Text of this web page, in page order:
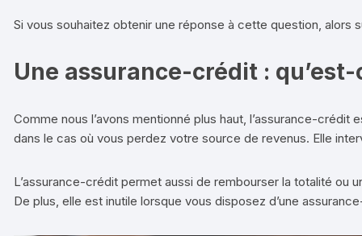
Si vous souhaitez obtenir une réponse à cette question, alors
Une assurance-crédit : qu’est-
Comme nous l’avons mentionné plus haut, l’assurance-
dans le cas où vous perdez votre source de revenus. Elle
L’assurance-crédit permet aussi de rembourser la totalité
De plus, elle est inutile lorsque vous disposez d’une